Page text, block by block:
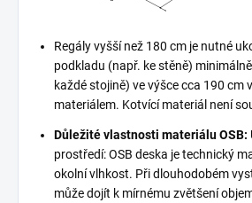
Regály vyšší než 180 cm je nutné
podkladu (např. ke stěně)
každé stojině) ve výšce cca 190 cm
materiálem. Kotvící materiál není
Důležité vlastnosti materiálu OSB:
prostředí: OSB deska je technický
okolní vlhkost. Při dlouhodobém
může dojít k mírnému zvětšení